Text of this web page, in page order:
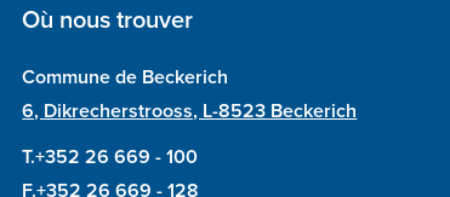
Où nous trouver
Commune de Beckerich
6, Dikrecherstrooss, L-8523 Beckerich
T.+352 26 669 - 100
F.+352 26 669 - 128